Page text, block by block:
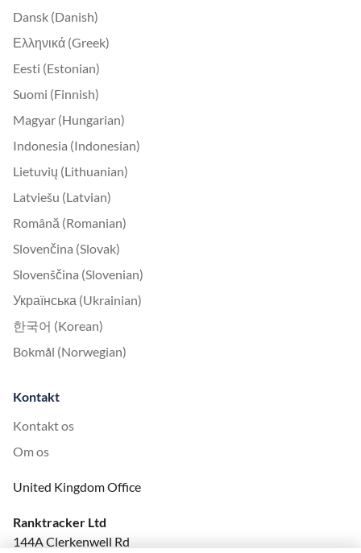
Dansk (Danish)
Ελληνικά (Greek)
Eesti (Estonian)
Suomi (Finnish)
Magyar (Hungarian)
Indonesia (Indonesian)
Lietuvių (Lithuanian)
Latviešu (Latvian)
Română (Romanian)
Slovenčina (Slovak)
Slovenščina (Slovenian)
Українська (Ukrainian)
한국어 (Korean)
Bokmål (Norwegian)
Kontakt
Kontakt os
Om os
United Kingdom Office
Ranktracker Ltd
144A Clerkenwell Rd